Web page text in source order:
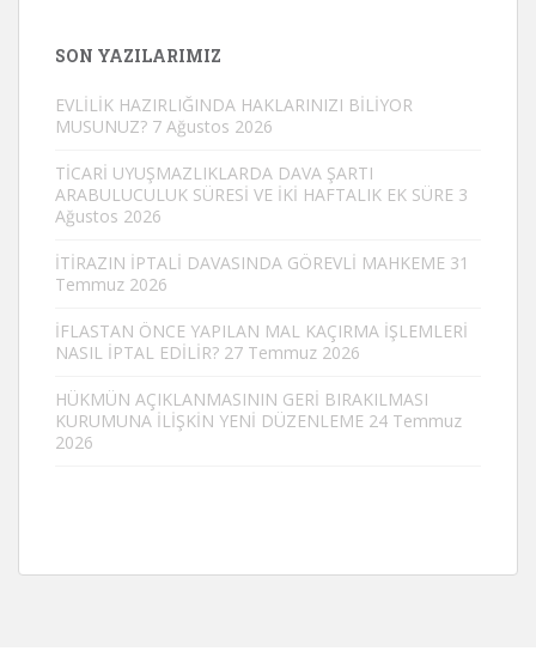
SON YAZILARIMIZ
EVLİLİK HAZIRLIĞINDA HAKLARINIZI BİLİYOR
MUSUNUZ? 7 Ağustos 2026
TİCARİ UYUŞMAZLIKLARDA DAVA ŞARTI
ARABULUCULUK SÜRESİ VE İKİ HAFTALIK EK SÜRE 3
Ağustos 2026
İTİRAZIN İPTALİ DAVASINDA GÖREVLİ MAHKEME 31
Temmuz 2026
İFLASTAN ÖNCE YAPILAN MAL KAÇIRMA İŞLEMLERİ
NASIL İPTAL EDİLİR? 27 Temmuz 2026
HÜKMÜN AÇIKLANMASININ GERİ BIRAKILMASI
KURUMUNA İLİŞKİN YENİ DÜZENLEME 24 Temmuz
2026